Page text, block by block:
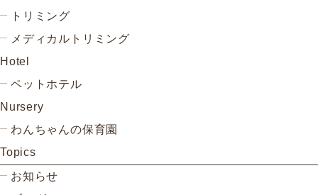
トリミング
メディカルトリミング
Hotel
ペットホテル
Nursery
わんちゃんの保育園
Topics
お知らせ